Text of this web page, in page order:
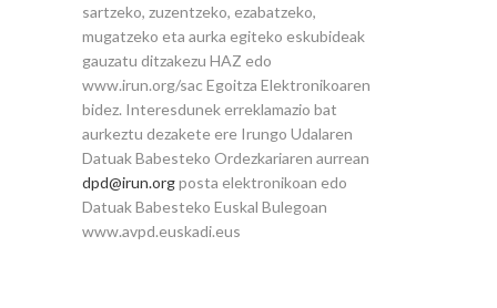
sartzeko, zuzentzeko, ezabatzeko,
mugatzeko eta aurka egiteko eskubideak
gauzatu ditzakezu HAZ edo
www.irun.org/sac Egoitza Elektronikoaren
bidez. Interesdunek erreklamazio bat
aurkeztu dezakete ere Irungo Udalaren
Datuak Babesteko Ordezkariaren aurrean
dpd@irun.orgposta elektronikoan edo
Datuak Babesteko Euskal Bulegoan
www.avpd.euskadi.eus